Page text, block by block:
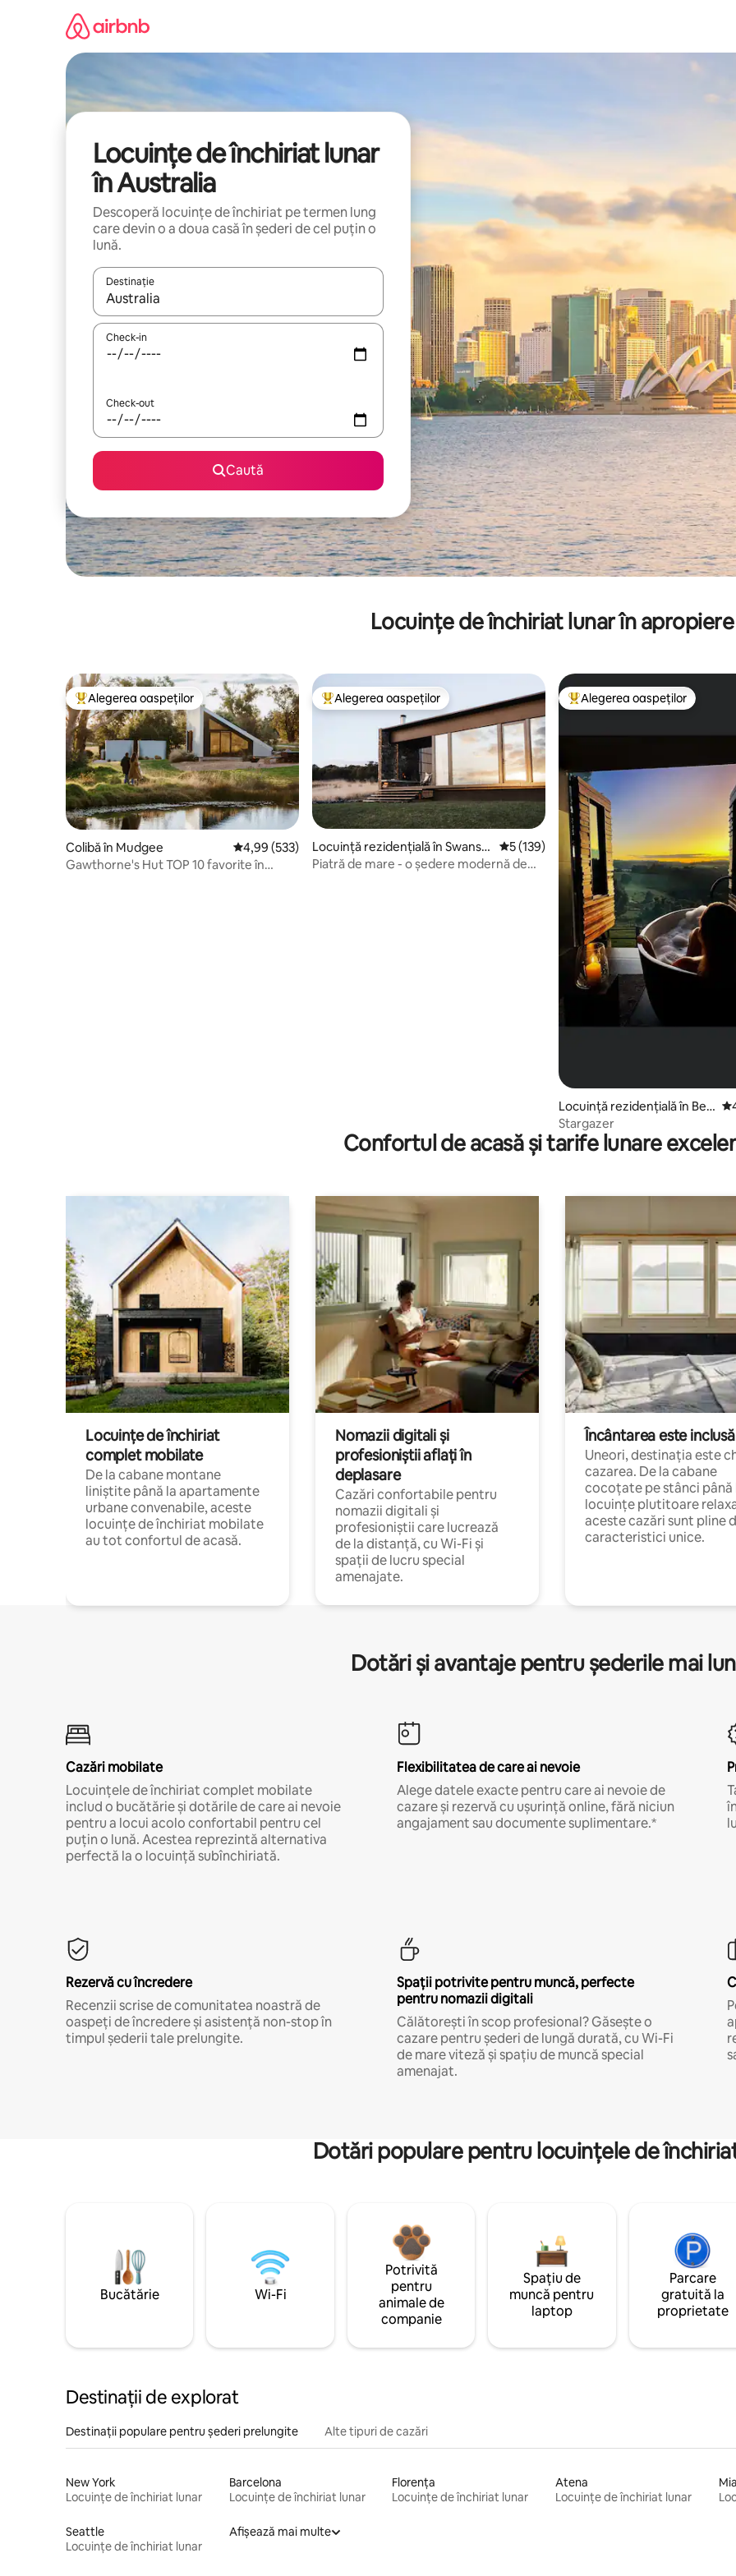
Locuințe de închiriat lunar
în Australia
Descoperă locuințe de închiriat pe termen lung
care devin o a doua casă în șederi de cel puțin o
lună.
Destinație
Când se încarcă rezultatele, navighează folosind tastele săgeată în sus și în jos sau prin gesturi de atingere ori glisare.
Check-in
Check-out
Caută
Locuințe de închiriat lunar în apropiere
Locuință din topul categoriei Alegerea oaspeților
Alegerea oaspeților
Colibă în Mudgee Scor mediu de 4,99 din 5, 533 recenzii
4,99 (533)
Gawthorne's Hut TOP 10 favorite în
Locuință din topul categoriei Alegerea oaspeților
Alegerea oaspeților
Locuință rezidențială în Swanse
a
Scor mediu de 5 din 5, 139 recenzii
5 (139)
Piatră de mare - o ședere modernă de
Locuință din topul categoriei
Alegerea oaspeților
Locuință rezidențială în Bee
chmont
Stargazer
Confortul de acasă și tarife lunare
Locuințe de închiriat
complet mobilate
De la cabane montane
liniștite până la apartamente
urbane convenabile, aceste
locuințe de închiriat mobilate
au tot confortul de acasă.
Nomazii digitali și
profesioniștii aflați în
deplasare
Cazări confortabile pentru
nomazii digitali și
profesioniștii care lucrează
de la distanță, cu Wi-Fi și
spații de lucru special
amenajate.
Încântarea este inclusă
Uneori, destinația este
cazarea. De la cabane
cocoțate pe stânci până
locuințe plutitoare
aceste cazări sunt pline
caracteristici unice.
Dotări și avantaje pentru șederile mai
Cazări mobilate
Locuințele de închiriat complet mobilate
includ o bucătărie și dotările de care ai nevoie
pentru a locui acolo confortabil pentru cel
puțin o lună. Acestea reprezintă alternativa
perfectă la o locuință subînchiriată.
Flexibilitatea de care ai nevoie
Alege datele exacte pentru care ai nevoie de
cazare și rezervă cu ușurință online, fără niciun
angajament sau documente suplimentare.*
Rezervă cu încredere
Recenzii scrise de comunitatea noastră de
oaspeți de încredere și asistență non-stop în
timpul șederii tale prelungite.
Spații potrivite pentru muncă, perfecte
pentru nomazii digitali
Călătorești în scop profesional? Găsește o
cazare pentru șederi de lungă durată, cu Wi-Fi
de mare viteză și spațiu de muncă special
amenajat.
Dotări populare pentru locuințele de
Bucătărie Wi-Fi
Potrivită
pentru
animale de
companie
Spațiu de
muncă pentru
laptop
Parcare
gratuită la
proprietate
Destinații de explorat
Destinații populare pentru șederi prelungite Alte tipuri de cazări
New York
Locuințe de închiriat lunar
Barcelona
Locuințe de închiriat lunar
Florența
Locuințe de închiriat lunar
Atena
Locuințe de închiriat lunar
Seattle
Locuințe de închiriat lunar
Afișează mai multe